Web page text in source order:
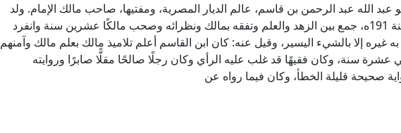
عبد الله عبد الرحمن بن قاسم، عالم الديار المصرية، ومفتيها، صاحب مالك الإمام. ولد
132ه، ومات بمصر سنة 191ه، جمع بين الزهد والعلم وتفقه بمالك ونظرائه وصحب مالكًا عشرين سنة وانفرد
به غيره إلا بالشيء اليسير، وقيل عنه: كان ابن القاسم أعلم تلاميذ مالك بعلم مالك وآمنهم
عشرة سنة، وكان فقيهًا قد غلب عليه الرأي وكان رجلًا صالحًا مقلًّا صابرًا وروايته
صحيحة قليلة الخطأ، وكان فيما رواه عن